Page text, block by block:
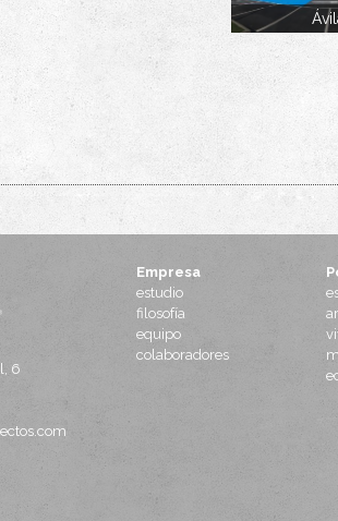
6
Empresa
estudio
filosofía
equipo
colaboradores